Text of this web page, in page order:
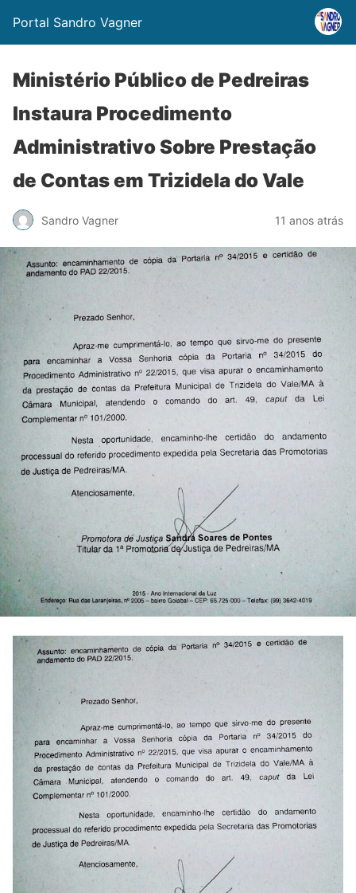
Portal Sandro Vagner
Ministério Público de Pedreiras
Instaura Procedimento
Administrativo Sobre Prestação
de Contas em Trizidela do Vale
Sandro Vagner 11 anos atrás